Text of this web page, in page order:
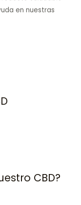
en nuestras
CBD?